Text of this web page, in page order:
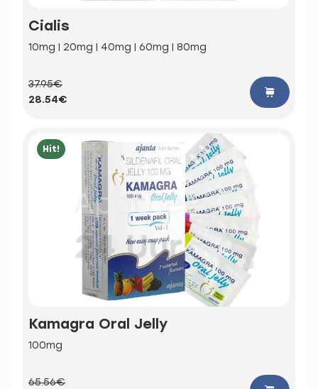
Cialis
10mg | 20mg | 40mg | 60mg | 80mg
37.95€
28.54€
Hit!
Kamagra Oral Jelly
100mg
65.56€